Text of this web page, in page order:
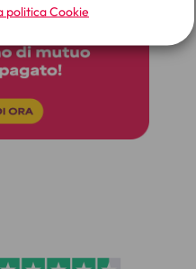
politicaCookie